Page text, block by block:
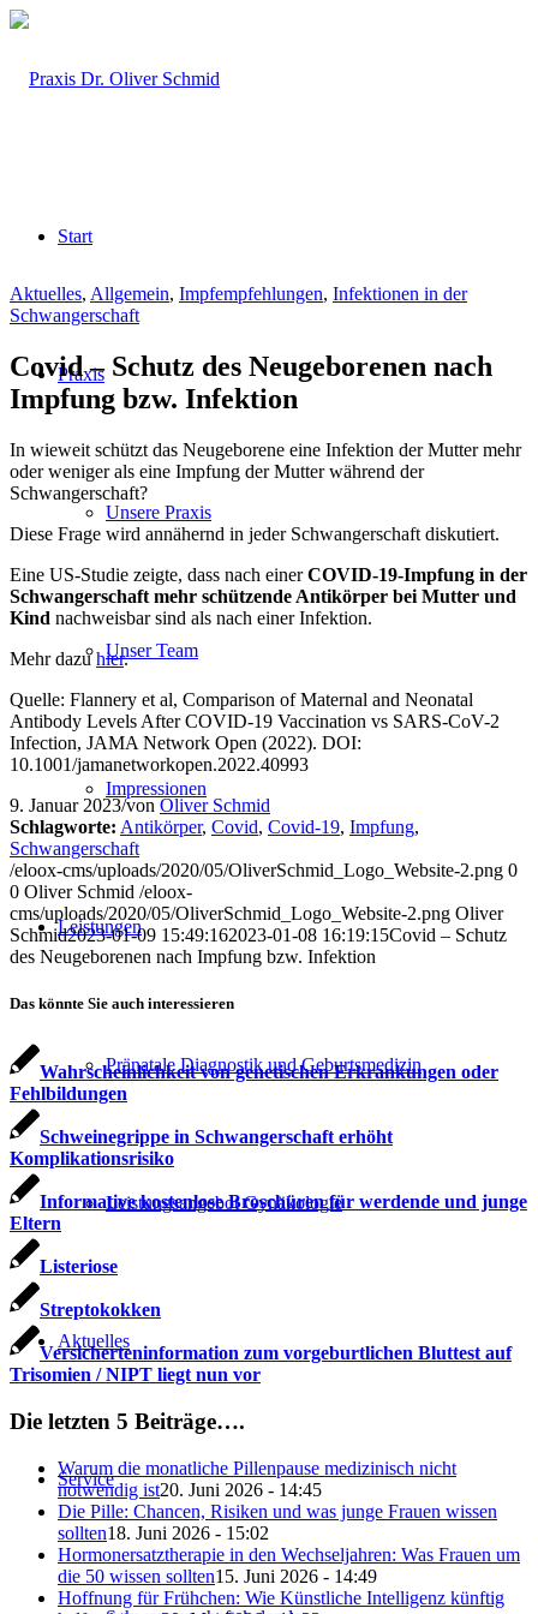
Start
Praxis
Unsere Praxis
Unser Team
Impressionen
Leistungen
Pränatale Diagnostik und Geburtsmedizin
Leistungsangebot Gynäkologie
Aktuelles
Service
Aktuelles, Allgemein, Impfempfehlungen, Infektionen in der
Schwangerschaft
Covid – Schutz des Neugeborenen nach
Impfung bzw. Infektion
In wieweit schützt das Neugeborene eine Infektion der Mutter mehr
oder weniger als eine Impfung der Mutter während der
Schwangerschaft?
Diese Frage wird annähernd in jeder Schwangerschaft diskutiert.
Eine US-Studie zeigte, dass nach einerCOVID-19-Impfung in der
Schwangerschaft mehr schützende Antikörper bei Mutter und
Kind nachweisbar sind als nach einer Infektion.
Mehr dazuhier.
Quelle: Flannery et al, Comparison of Maternal and Neonatal
Antibody Levels After COVID-19 Vaccination vs SARS-CoV-2
Infection, JAMA Network Open (2022). DOI:
10.1001/jamanetworkopen.2022.40993
9. Januar 2023/von Oliver Schmid
Schlagworte: Antikörper, Covid, Covid-19, Impfung,
Schwangerschaft
/eloox-cms/uploads/2020/05/OliverSchmid_Logo_Website-2.png 0
0 Oliver Schmid /eloox-
cms/uploads/2020/05/OliverSchmid_Logo_Website-2.png Oliver
Schmid2023-01-09 15:49:162023-01-08 16:19:15Covid – Schutz
des Neugeborenen nach Impfung bzw. Infektion
Das könnte Sie auch interessieren
Wahrscheinlichkeit von genetischen Erkrankungen oder
Fehlbildungen
Schweinegrippe in Schwangerschaft erhöht
Komplikationsrisiko
Informative kostenlose Broschüren für werdende und junge
Eltern
Listeriose
Streptokokken
Versicherteninformation zum vorgeburtlichen Bluttest auf
Trisomien / NIPT liegt nun vor
Die letzten 5 Beiträge….
Warum die monatliche Pillenpause medizinisch nicht
notwendig ist20. Juni 2026 - 14:45
Die Pille: Chancen, Risiken und was junge Frauen wissen
sollten18. Juni 2026 - 15:02
Hormonersatztherapie in den Wechseljahren: Was Frauen um
die 50 wissen sollten15. Juni 2026 - 14:49
Hoffnung für Frühchen: Wie Künstliche Intelligenz künftig